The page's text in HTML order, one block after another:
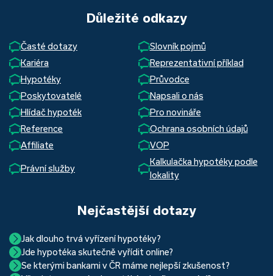
Důležité odkazy
Časté dotazy
Slovník pojmů
Kariéra
Reprezentativní příklad
Hypotéky
Průvodce
Poskytovatelé
Napsali o nás
Hlídač hypoték
Pro novináře
Reference
Ochrana osobních údajů
Affiliate
VOP
Právní služby
Kalkulačka hypotéky podle
lokality
Nejčastější dotazy
Jak dlouho trvá vyřízení hypotéky?
Hypotéka se dá zvládnout za měsíc i za tři. Nejčastěji její
uzavření trvá okolo 2 měsíců. Důvodem je především
Jde hypotéka skutečně vyřídit online?
Ano, skutečně jde. Díky moderním technologiím, které
Se kterými bankami v ČR máme nejlepší zkušenost?